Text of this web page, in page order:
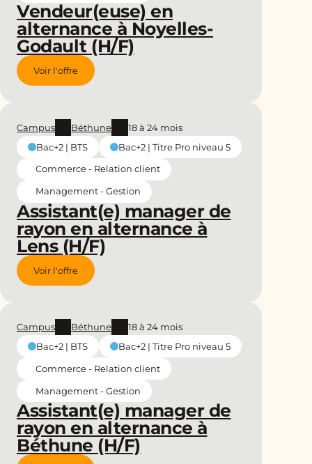
Vendeur(euse) en
alternance à Noyelles-
Godault (H/F)
Voir l'offre
Assistant(e) manager de
rayon en alternance à
Lens (H/F)
Campus Béthune
18 à 24 mois
Bac+2 | BTS
Bac+2 | Titre Pro niveau 5
Commerce - Relation client
Management - Gestion
Voir l'offre
Assistant(e) manager de
rayon en alternance à
Béthune (H/F)
Campus Béthune
18 à 24 mois
Bac+2 | BTS
Bac+2 | Titre Pro niveau 5
Commerce - Relation client
Management - Gestion